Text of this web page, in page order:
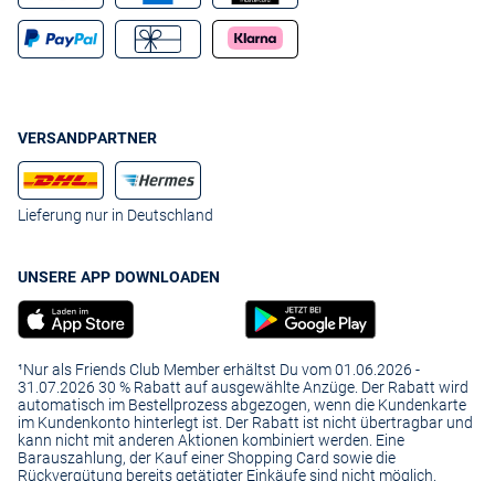
VERSANDPARTNER
Lieferung nur in Deutschland
UNSERE APP DOWNLOADEN
¹Nur als Friends Club Member erhältst Du vom 01.06.2026 -
31.07.2026 30 % Rabatt auf ausgewählte Anzüge. Der Rabatt wird
automatisch im Bestellprozess abgezogen, wenn die Kundenkarte
im Kundenkonto hinterlegt ist. Der Rabatt ist nicht übertragbar und
kann nicht mit anderen Aktionen kombiniert werden. Eine
Barauszahlung, der Kauf einer Shopping Card sowie die
Rückvergütung bereits getätigter Einkäufe sind nicht möglich.